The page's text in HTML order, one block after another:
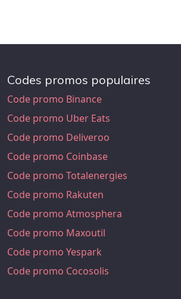
Codes promos populaires
Code promo Binance
Code promo Uber Eats
Code promo Deliveroo
Code promo Coinbase
Code promo Totalenergies
Code promo Rakuten
Code promo Atmosphera
Code promo Maxoutil
Code promo Yespark
Code promo Cocosolis